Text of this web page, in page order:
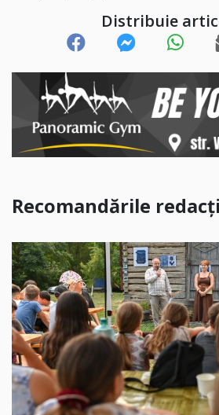
Distribuie
Recomandările